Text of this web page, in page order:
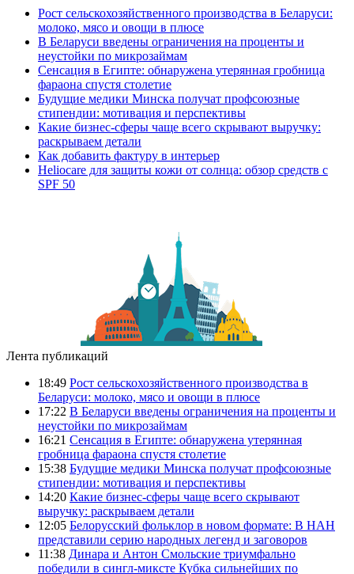
Рост сельскохозяйственного производства в Беларуси:
молоко, мясо и овощи в плюсе
В Беларуси введены ограничения на проценты и
неустойки по микрозаймам
Сенсация в Египте: обнаружена утерянная гробница
фараона спустя столетие
Будущие медики Минска получат профсоюзные
стипендии: мотивация и перспективы
Какие бизнес-сферы чаще всего скрывают выручку:
раскрываем детали
Как добавить фактуру в интерьер
Heliocare для защиты кожи от солнца: обзор средств с
SPF 50
Лента публикаций
18:49 Рост сельскохозяйственного производства в
Беларуси: молоко, мясо и овощи в плюсе
17:22 В Беларуси введены ограничения на проценты и
неустойки по микрозаймам
16:21 Сенсация в Египте: обнаружена утерянная
гробница фараона спустя столетие
15:38 Будущие медики Минска получат профсоюзные
стипендии: мотивация и перспективы
14:20 Какие бизнес-сферы чаще всего скрывают
выручку: раскрываем детали
12:05 Белорусский фольклор в новом формате: В НАН
представили серию народных легенд и заговоров
11:38 Динара и Антон Смольские триумфально
победили в сингл-миксте Кубка сильнейших по